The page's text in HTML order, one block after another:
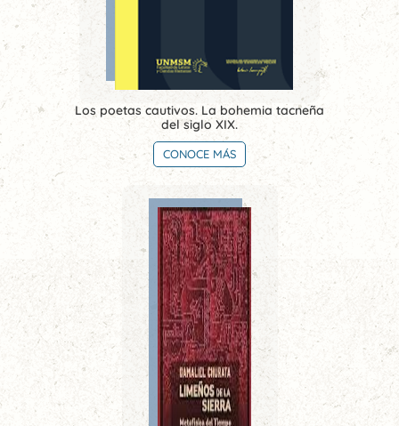
Los poetas cautivos. La bohemia tacneña
del siglo XIX.
CONOCE MÁS